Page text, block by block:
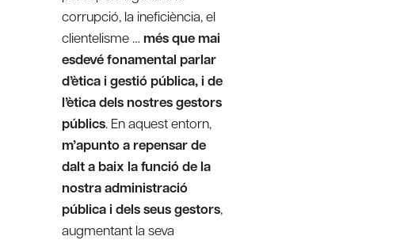
corrupció, la ineficiència, el
clientelisme … més que mai
esdevé fonamental parlar
d’ètica i gestió pública, i de
l’ètica dels nostres gestors
públics. En aquest entorn,
m’apunto a repensar de
dalt a baix la funció de la
nostra administració
pública i dels seus gestors,
augmentant la seva